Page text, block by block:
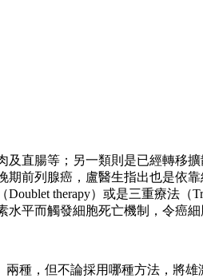
直腸等；另一類則是已經轉移
前列腺癌，盧醫生指出也是依
therapy）或是三重療法（
平而觸發細胞死亡機制，令癌細
種，但不論採用哪種方法，將